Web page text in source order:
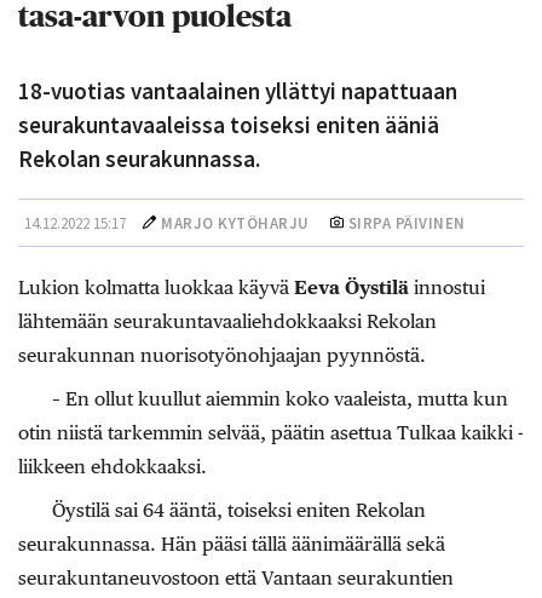
tasa-arvon puolesta
18-vuotias vantaalainen yllättyi napattuaan
seurakuntavaaleissa toiseksi eniten ääniä
Rekolan seurakunnassa.
14.12.2022 15:17 MARJO KYTÖHARJU SIRPA PÄIVINEN
Lukion kolmatta luokkaa käyvä ­ Eeva Öystilä innostui
lähtemään seurakuntavaaliehdokkaaksi Rekolan
seurakunnan nuorisotyönohjaajan ­pyynnöstä.
– En ollut kuullut aiemmin koko vaaleista, mutta kun
otin niistä tarkemmin selvää, päätin asettua Tulkaa kaikki -
liikkeen ehdokkaaksi.
Öystilä sai 64 ääntä, toiseksi eniten Rekolan
seurakunnassa. Hän pääsi tällä äänimäärällä sekä
seurakuntaneuvostoon että Vantaan seurakuntien